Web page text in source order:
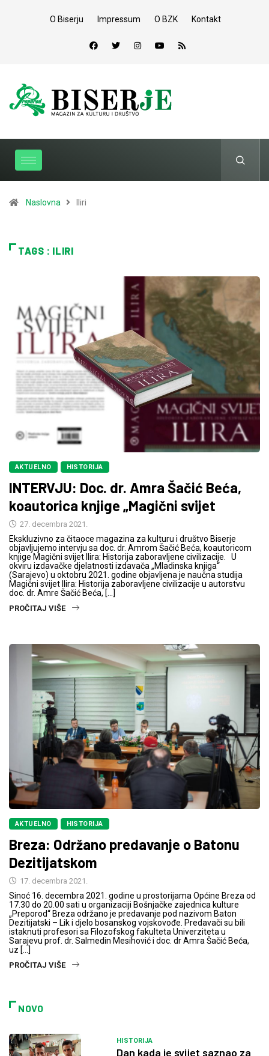
O Biserju Impressum O BZK Kontakt
Naslovna Iliri
TAGS : ILIRI
AKTUELNO HISTORIJA
INTERVJU: Doc. dr. Amra Šačić Beća,
koautorica knjige „Magični svijet
27. decembra 2021.
Ekskluzivno za čitaoce magazina za kulturu i društvo Biserje
objavljujemo intervju sa doc. dr. Amrom Šačić Beća, koautoricom
knjige Magični svijet Ilira: Historija zaboravljene civilizacije. U
okviru izdavačke djelatnosti izdavača „Mladinska knjiga“
(Sarajevo) u oktobru 2021. godine objavljena je naučna studija
Magični svijet Ilira: Historija zaboravljene civilizacije u autorstvu
doc. dr. Amre Šačić Beća, […]
PROČITAJ VIŠE
AKTUELNO HISTORIJA
Breza: Održano predavanje o Batonu
Dezitijatskom
17. decembra 2021.
Sinoć 16. decembra 2021. godine u prostorijama Općine Breza od
17.30 do 20.00 sati u organizaciji Bošnjačke zajednica kulture
„Preporod“ Breza održano je predavanje pod nazivom Baton
Dezitijatski – Lik i djelo bosanskog vojskovođe. Predavači su bili
istaknuti profesori sa Filozofskog fakulteta Univerziteta u
Sarajevu prof. dr. Salmedin Mesihović i doc. dr Amra Šačić Beća,
uz […]
PROČITAJ VIŠE
NOVO
HISTORIJA
Dan kada je svijet saznao za